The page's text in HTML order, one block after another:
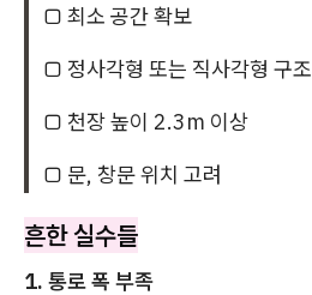
□ 최소 공간 확보
□ 정사각형 또는 직사각형 구조
□ 천장 높이 2.3m 이상
□ 문, 창문 위치 고려
흔한 실수들
1. 통로 폭 부족